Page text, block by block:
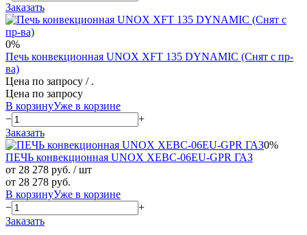
Заказать
0%
Печь конвекционная UNOX XFT 135 DYNAMIC (Снят с пр-
ва)
Цена по запросу / .
Цена по запросу
В корзинуУже в корзине
−
+
Заказать
0%
ПЕЧЬ конвекционная UNOX XEBC-06EU-GPR ГАЗ
от 28 278 руб. / шт
от 28 278 руб.
В корзинуУже в корзине
−
+
Заказать